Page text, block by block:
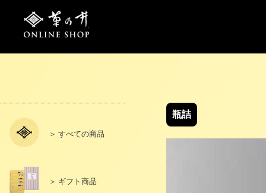
トップページ
瓶詰
＞ すべての商品
＞ ギフト商品